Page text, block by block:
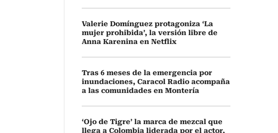
Valerie Domínguez protagoniza ‘La
mujer prohibida’, la versión libre de
Anna Karenina en Netflix
Tras 6 meses de la emergencia por
inundaciones, Caracol Radio acompaña
a las comunidades en Montería
‘Ojo de Tigre’ la marca de mezcal que
llega a Colombia liderada por el actor,